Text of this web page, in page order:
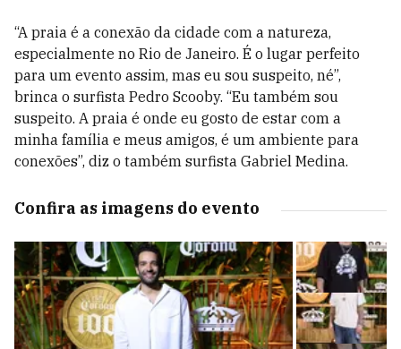
“A praia é a conexão da cidade com a natureza,
especialmente no Rio de Janeiro. É o lugar perfeito
para um evento assim, mas eu sou suspeito, né”,
brinca o surfista Pedro Scooby. “Eu também sou
suspeito. A praia é onde eu gosto de estar com a
minha família e meus amigos, é um ambiente para
conexões”, diz o também surfista Gabriel Medina.
Confira as imagens do evento